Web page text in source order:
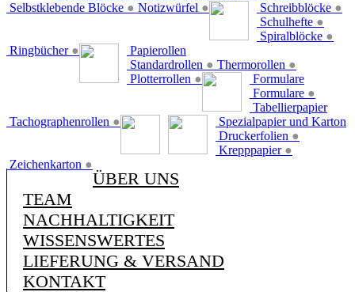
Selbstklebende Blöcke ● Notizwürfel ●
Schreibblöcke ●
Schulhefte ●
Spiralblöcke ●
Ringbücher ●
Papierollen
Standardrollen ● Thermorollen ●
Plotterrollen ●
Formulare
Formulare ●
Tachographenrollen ●
Tabellierpapier
Spezialpapier und Karton
Druckerfolien ●
Krepppapier ●
Zeichenkarton ●
ÜBER UNS
TEAM
NACHHALTIGKEIT
WISSENSWERTES
LIEFERUNG & VERSAND
KONTAKT